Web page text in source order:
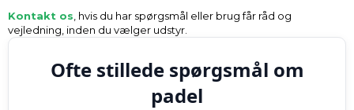
Kontakt os , hvis du har spørgsmål eller brug får råd og
vejledning, inden du vælger udstyr.
Ofte stillede spørgsmål om
padel